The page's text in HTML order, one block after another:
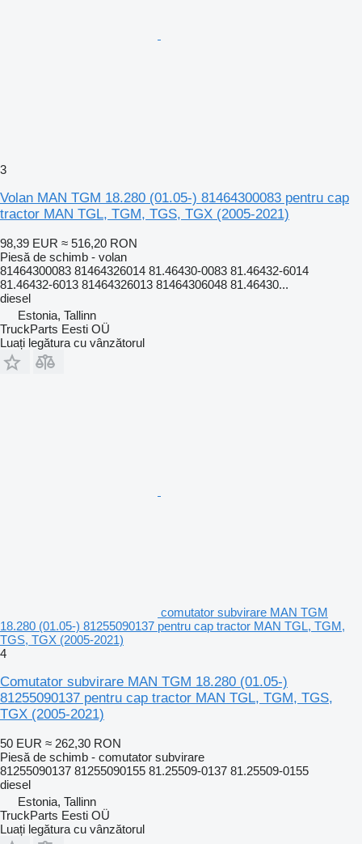
3
Volan MAN TGM 18.280 (01.05-) 81464300083 pentru cap
tractor MAN TGL, TGM, TGS, TGX (2005-2021)
98,39 EUR ≈ 516,20 RON
Piesă de schimb - volan
81464300083 81464326014 81.46430-0083 81.46432-6014
81.46432-6013 81464326013 81464306048 81.46430...
diesel
Estonia, Tallinn
TruckParts Eesti OÜ
Luați legătura cu vânzătorul
comutator subvirare MAN TGM
18.280 (01.05-) 81255090137 pentru cap tractor MAN TGL, TGM,
TGS, TGX (2005-2021)
4
Comutator subvirare MAN TGM 18.280 (01.05-)
81255090137 pentru cap tractor MAN TGL, TGM, TGS,
TGX (2005-2021)
50 EUR ≈ 262,30 RON
Piesă de schimb - comutator subvirare
81255090137 81255090155 81.25509-0137 81.25509-0155
diesel
Estonia, Tallinn
TruckParts Eesti OÜ
Luați legătura cu vânzătorul